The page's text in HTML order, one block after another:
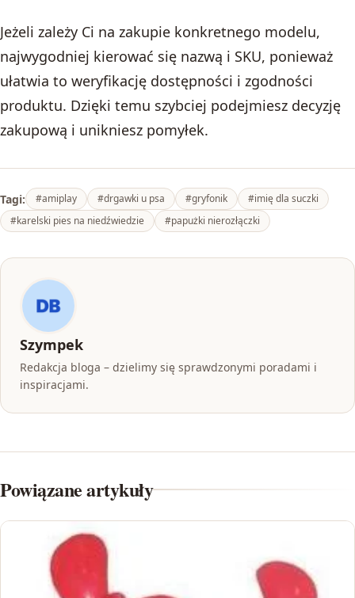
Jeżeli zależy Ci na zakupie konkretnego modelu,
najwygodniej kierować się nazwą i SKU, ponieważ
ułatwia to weryfikację dostępności i zgodności
produktu. Dzięki temu szybciej podejmiesz decyzję
zakupową i unikniesz pomyłek.
Tagi: #amiplay #drgawki u psa #gryfonik
#imię dla suczki
#karelski pies na niedźwiedzie
#papużki nierozłączki
Szympek
Redakcja bloga – dzielimy się sprawdzonymi poradami i
inspiracjami.
Powiązane artykuły